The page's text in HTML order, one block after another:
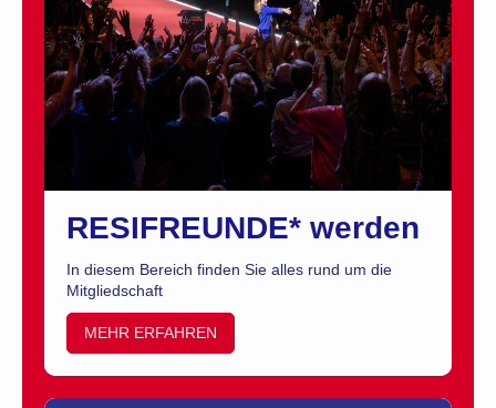
RESIFREUNDE* werden
In diesem Bereich finden Sie alles rund um die
Mitgliedschaft
MEHR ERFAHREN